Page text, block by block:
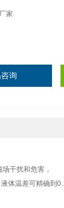
家
询
干扰和危害，
体温差可精确到